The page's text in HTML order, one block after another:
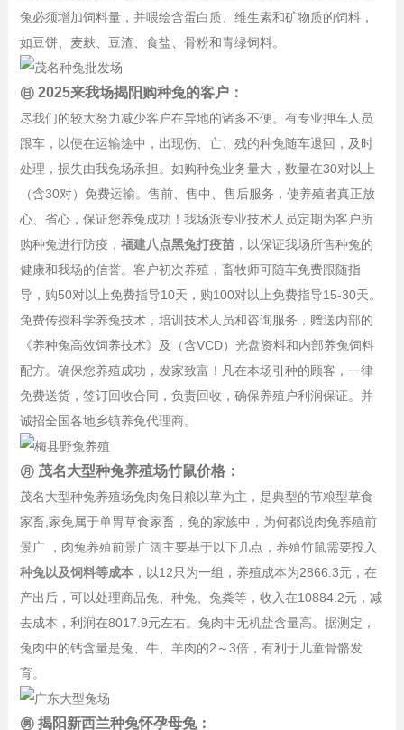
兔必须增加饲料量，并喂绘含蛋白质、维生素和矿物质的饲料，
如豆饼、麦麸、豆渣、食盐、骨粉和青绿饲料。
㊐ 2025来我场揭阳购种兔的客户：
尽我们的较大努力减少客户在异地的诸多不便。有专业押车人员
跟车，以便在运输途中，出现伤、亡、残的种兔随车退回，及时
处理，损失由我兔场承担。如购种兔业务量大，数量在30对以上
（含30对）免费运输。售前、售中、售后服务，使养殖者真正放
心、省心，保证您养兔成功！我场派专业技术人员定期为客户所
购种兔进行防疫， 福建八点黑兔打疫苗，以保证我场所售种兔的
健康和我场的信誉。客户初次养殖，畜牧师可随车免费跟随指
导，购50对以上免费指导10天，购100对以上免费指导15-30天。
免费传授科学养兔技术，培训技术人员和咨询服务，赠送内部的
《养种兔高效饲养技术》及（含VCD）光盘资料和内部养兔饲料
配方。确保您养殖成功，发家致富！凡在本场引种的顾客，一律
免费送货，签订回收合同，负责回收，确保养殖户利润保证。并
诚招全国各地乡镇养兔代理商。
㊊ 茂名大型种兔养殖场竹鼠价格：
茂名大型种兔养殖场兔肉兔日粮以草为主，是典型的节粮型草食
家畜,家兔属于单胃草食家畜，兔的家族中，为何都说肉兔养殖前
景广 ，肉兔养殖前景广阔主要基于以下几点，养殖竹鼠需要投入
种兔以及饲料等成本，以12只为一组，养殖成本为2866.3元，在
产出后，可以处理商品兔、种兔、兔粪等，收入在10884.2元，减
去成本，利润在8017.9元左右。兔肉中无机盐含量高。据测定，
兔肉中的钙含量是兔、牛、羊肉的2～3倍，有利于儿童骨骼发
育。
㊚ 揭阳新西兰种兔怀孕母兔：